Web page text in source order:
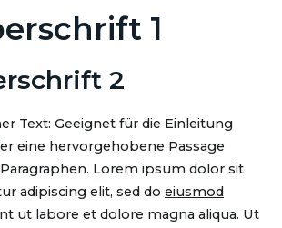
1
2
Text: Geeignet für die Einleitung
eine hervorgehobene Passage
Lorem ipsum dolor sit
adipiscing elit, sed do eiusmod
ut labore et dolore magna aliqua. Ut